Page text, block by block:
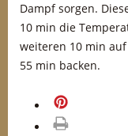
Dampf sorgen.
10 min die
weiteren 10 min
55 min backen.